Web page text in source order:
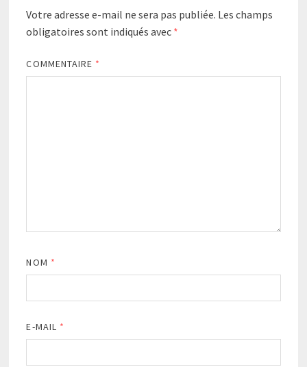
Votre adresse e-mail ne sera pas publiée. Les champs
obligatoires sont indiqués avec *
COMMENTAIRE *
NOM *
E-MAIL *